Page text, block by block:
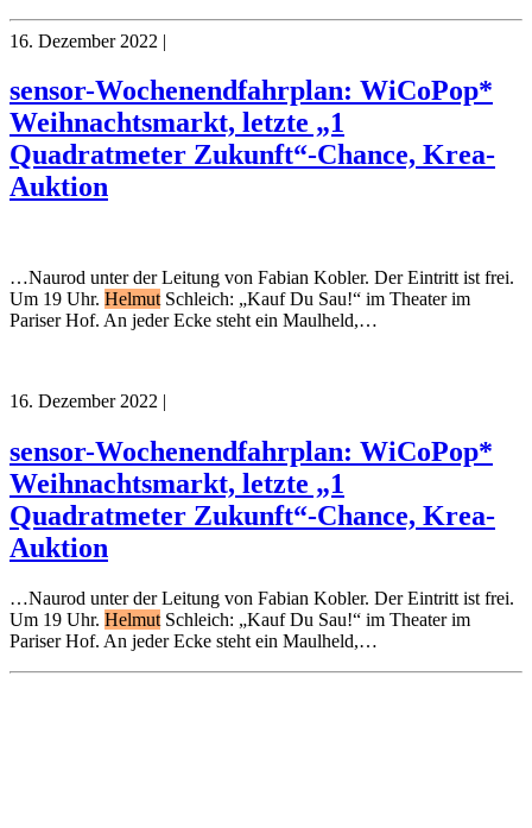
16. Dezember 2022 |
sensor-Wochenendfahrplan: WiCoPop*
Weihnachtsmarkt, letzte „1
Quadratmeter Zukunft“-Chance, Krea-
Auktion
…Naurod unter der Leitung von Fabian Kobler. Der Eintritt ist frei.
Um 19 Uhr. Helmut Schleich: „Kauf Du Sau!“ im Theater im
Pariser Hof. An jeder Ecke steht ein Maulheld,…
16. Dezember 2022 |
sensor-Wochenendfahrplan: WiCoPop*
Weihnachtsmarkt, letzte „1
Quadratmeter Zukunft“-Chance, Krea-
Auktion
…Naurod unter der Leitung von Fabian Kobler. Der Eintritt ist frei.
Um 19 Uhr. Helmut Schleich: „Kauf Du Sau!“ im Theater im
Pariser Hof. An jeder Ecke steht ein Maulheld,…